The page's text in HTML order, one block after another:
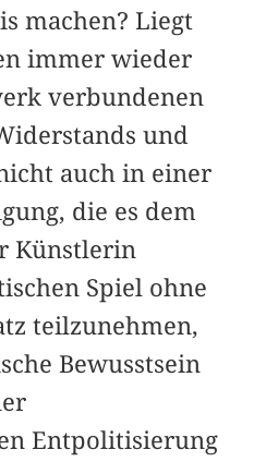
machen? Liegt
immer wieder
verbundenen
und
auch in einer
die es dem
Künstlerin
Spiel ohne
teilzunehmen,
Bewusstsein
Entpolitisierung